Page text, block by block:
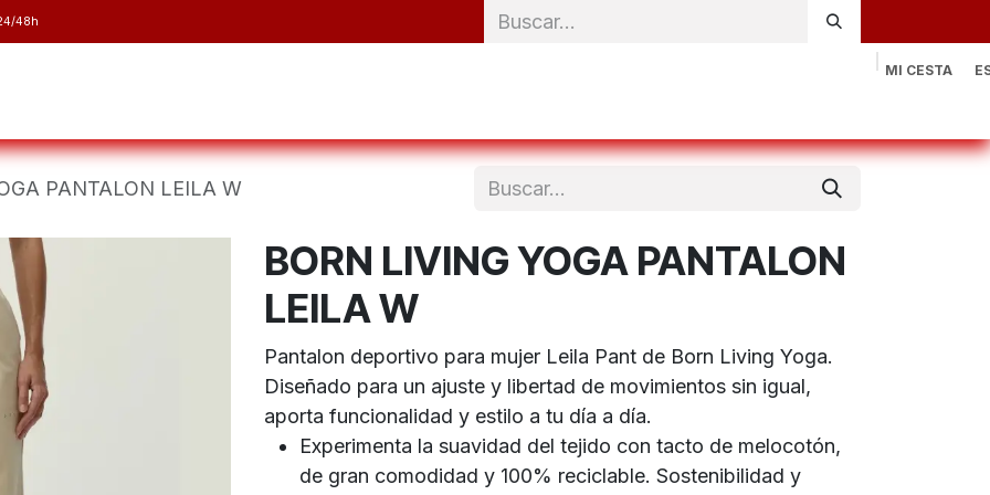
48h
MI CESTA
PANTALON LEILA W
BORN LIVING YOGA PANTALON
LEILA W
Pantalon deportivo para mujer Leila Pant de Born Living Yoga.
Diseñado para un ajuste y libertad de movimientos sin igual,
aporta funcionalidad y estilo a tu día a día.
Experimenta la suavidad del tejido con tacto de melocotón,
de gran comodidad y 100% reciclable. Sostenibilidad y